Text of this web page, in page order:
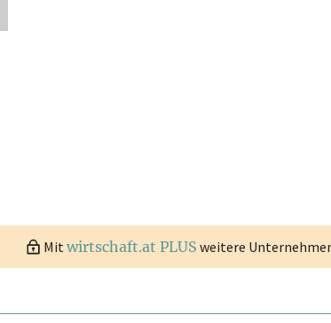
Mitwirtschaft.at PLUS weitere